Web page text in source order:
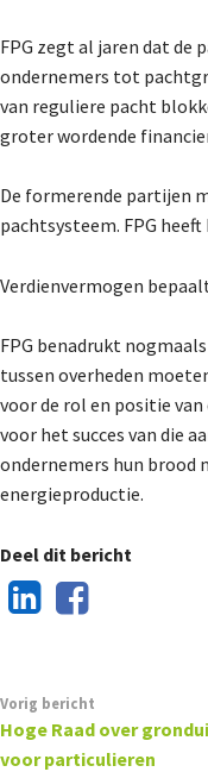
FPG zegt al jaren dat
ondernemers tot
van reguliere pacht
groter wordende
De formerende partijen
pachtsysteem. FPG
Verdienvermogen
FPG benadrukt
tussen overheden
voor de rol en positie
voor het succes van die
ondernemers hun brood
energieproductie.
Deel dit bericht
Vorig bericht
Hoge Raad over
voor particulieren